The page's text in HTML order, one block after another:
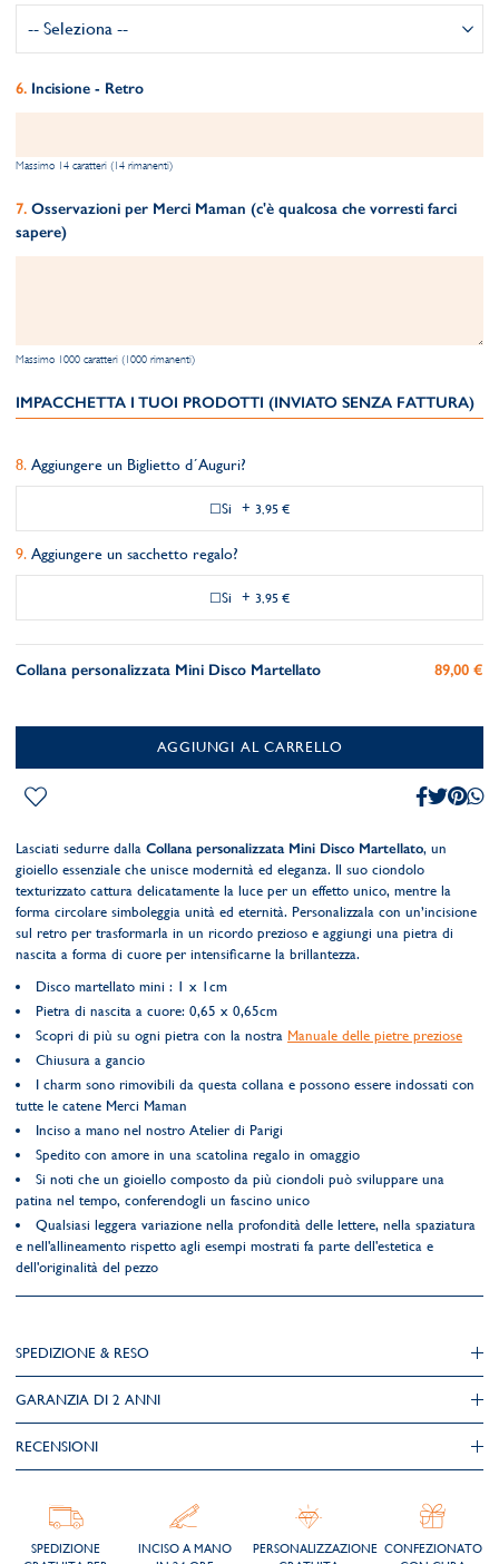
Incisione - Retro
Massimo 14 caratteri (14 rimanenti)
Osservazioni per Merci Maman (c'è qualcosa che vorresti farci
sapere)
Massimo 1000 caratteri (1000 rimanenti)
IMPACCHETTA I TUOI PRODOTTI (INVIATO SENZA FATTURA)
Aggiungere un Biglietto d´Auguri?
Si + 3,95 €
Aggiungere un sacchetto regalo?
Si + 3,95 €
Collana personalizzata Mini Disco Martellato 89,00 €
AGGIUNGI AL CARRELLO
Lasciati sedurre dalla Collana personalizzata Mini Disco Martellato, un
gioiello essenziale che unisce modernità ed eleganza. Il suo ciondolo
texturizzato cattura delicatamente la luce per un effetto unico, mentre la
forma circolare simboleggia unità ed eternità. Personalizzala con un’incisione
sul retro per trasformarla in un ricordo prezioso e aggiungi una pietra di
nascita a forma di cuore per intensificarne la brillantezza.
Disco martellato mini : 1 x 1cm
Pietra di nascita a cuore: 0,65 x 0,65cm
Scopri di più su ogni pietra con la nostra Manuale delle pietre preziose
Chiusura a gancio
I charm sono rimovibili da questa collana e possono essere indossati con
tutte le catene Merci Maman
Inciso a mano nel nostro Atelier di Parigi
Spedito con amore in una scatolina regalo in omaggio
Si noti che un gioiello composto da più ciondoli può sviluppare una
patina nel tempo, conferendogli un fascino unico
Qualsiasi leggera variazione nella profondità delle lettere, nella spaziatura
e nell'allineamento rispetto agli esempi mostrati fa parte dell'estetica e
dell'originalità del pezzo
SPEDIZIONE & RESO
GARANZIA DI 2 ANNI
RECENSIONI
SPEDIZIONE
INCISO A MANO
PERSONALIZZAZIONE CONFEZIONATO